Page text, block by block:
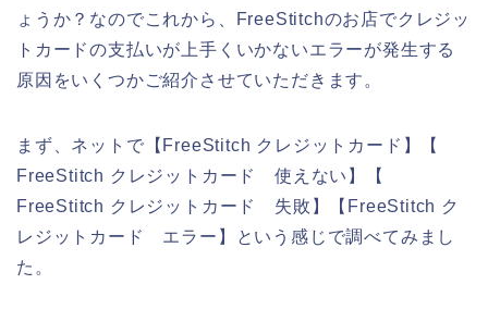
ょうか？なのでこれから、FreeStitchのお店でクレジッ
トカードの支払いが上手くいかないエラーが発生する
原因をいくつかご紹介させていただきます。
まず、ネットで【FreeStitch クレジットカード】【
FreeStitch クレジットカード 使えない】【
FreeStitch クレジットカード 失敗】【FreeStitch ク
レジットカード エラー】という感じで調べてみまし
た。